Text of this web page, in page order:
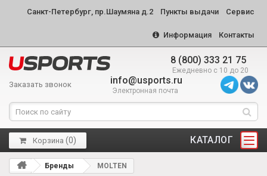
Санкт-Петербург, пр.Шаумяна д.2 Пункты выдачи Сервис
Информация Контакты
8 (800) 333 21 75
Ежедневно с 10 до 20
Заказать звонок info@usports.ru
Электронная почта
КАТАЛОГ
Корзина (0)
Бренды MOLTEN